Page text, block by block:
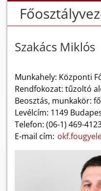
Szakács Miklós
Munkahely: Központi
Rendfokozat: tűzoltó
Beosztás, munkakör:
Levélcím: 1149
Telefon: (06-1) 469-
E-mail cím: